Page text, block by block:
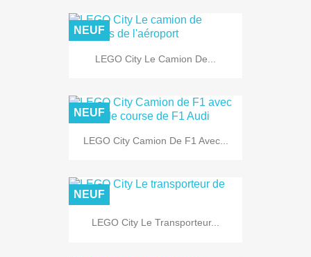
LEGO City Le Camion De...
NEUF
LEGO City Camion De F1 Avec...
NEUF
LEGO City Le Transporteur...
NEUF